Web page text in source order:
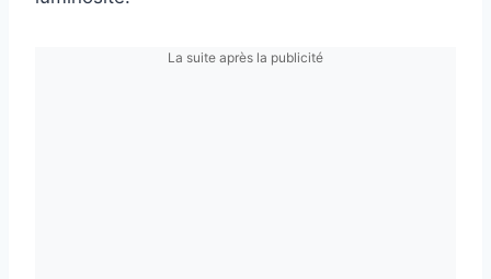
La suite après la publicité